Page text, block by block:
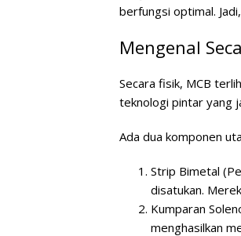
berfungsi optimal.
Mengenal
Secara fisik, MCB
teknologi pintar yang
Ada dua komponen
Strip Bimetal
disatukan.
Kumparan
menghasilkan